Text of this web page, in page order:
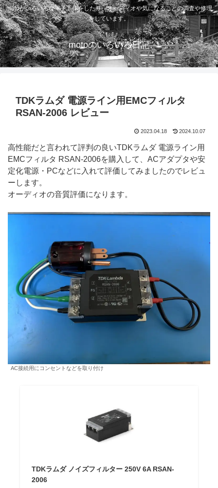
motoがいろいろな電子工作をしたり、オーディオや気になることの調査や修理
をしています。
motoのいろいろ日記
TDKラムダ 電源ライン用EMCフィルタ
RSAN-2006 レビュー
2023.04.18 2024.10.07
高性能だと言われて評判の良いTDKラムダ 電源ライン用
EMCフィルタ RSAN-2006を購入して、ACアダプタや安
定化電源・PCなどに入れて評価してみましたのでレビュ
ーします。
オーディオの音質評価になります。
AC接続用にコンセントなどを取り付け
TDKラムダ ノイズフィルター 250V 6A RSAN-
2006